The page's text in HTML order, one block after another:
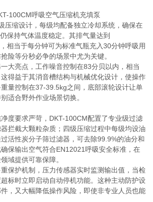
压缩设计，每级均配备独立冷却系统，确保在
保持气体温度稳定。其排气量达到
相当于每分钟可为标准气瓶充入30分钟呼吸用
险等分秒必争的场景中尤为关键。
大亮点，工作噪音控制在83分贝以内，相当
得益于其消音槽结构与机械优化设计，使操作
量控制在37-39.5kg之间，底部滚轮设计让单
适合野外作业场景切换。
度要求严苛，DKT-100CM配置了专业级过滤
拦截大颗粒杂质；四级压缩过程中每级均设油
活性炭分子筛过滤器，可去除99.9%的油分和
保输出空气符合EN12021呼吸安全标准，在
域提供可靠保障。
保护机制，压力传感器实时监测输出值，当检
标时立即启动自动停机功能。这种主动防护设
，又大幅降低操作风险，即使非专业人员也能